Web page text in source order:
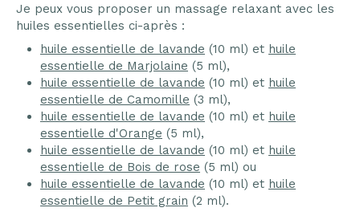
Je peux vous proposer un massage relaxant avec les
huiles essentielles ci-après :
huile essentielle de lavande (10 ml) et huile
essentielle de Marjolaine (5 ml),
huile essentielle de lavande (10 ml) et huile
essentielle de Camomille (3 ml),
huile essentielle de lavande (10 ml) et huile
essentielle d'Orange (5 ml),
huile essentielle de lavande (10 ml) et huile
essentielle de Bois de rose (5 ml) ou
huile essentielle de lavande (10 ml) et huile
essentielle de Petit grain (2 ml).